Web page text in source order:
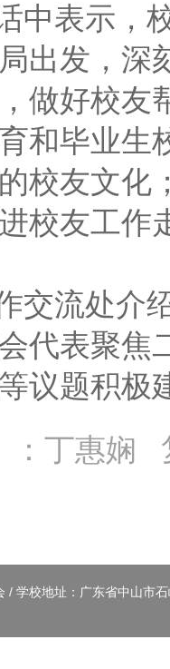
中表示，
出发，
做好校友
和毕业生
校友文化
校友工作
交流处介
代表聚焦
议题积极
：丁惠娴
/ 学校地址：广东省中山市